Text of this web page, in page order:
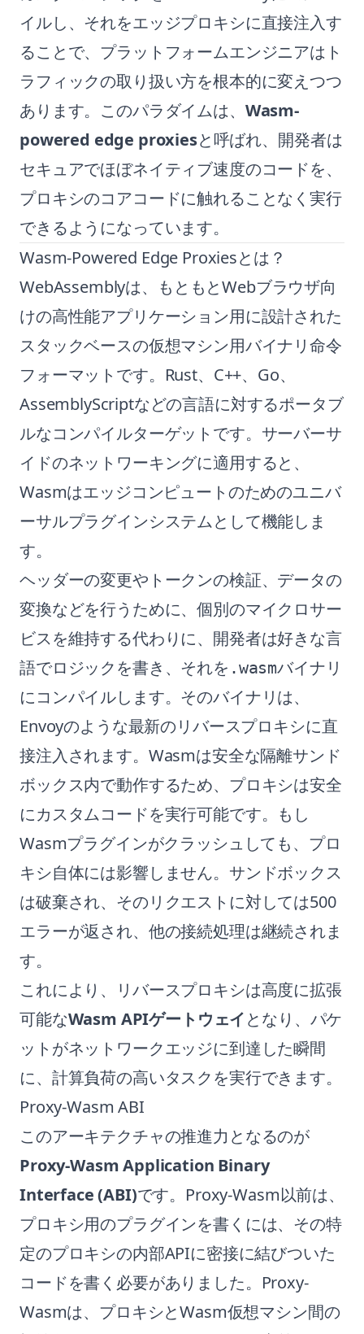
イルし、それをエッジプロキシに直接注入す
ることで、プラットフォームエンジニアはト
ラフィックの取り扱い方を根本的に変えつつ
あります。このパラダイムは、 Wasm-
powered edge proxiesと呼ばれ、開発者は
セキュアでほぼネイティブ速度のコードを、
プロキシのコアコードに触れることなく実行
できるようになっています。
Wasm-Powered Edge Proxiesとは？
WebAssemblyは、もともとWebブラウザ向
けの高性能アプリケーション用に設計された
スタックベースの仮想マシン用バイナリ命令
フォーマットです。Rust、C++、Go、
AssemblyScriptなどの言語に対するポータブ
ルなコンパイルターゲットです。サーバーサ
イドのネットワーキングに適用すると、
Wasmはエッジコンピュートのためのユニバ
ーサルプラグインシステムとして機能しま
す。
ヘッダーの変更やトークンの検証、データの
変換などを行うために、個別のマイクロサー
ビスを維持する代わりに、開発者は好きな言
語でロジックを書き、それを .wasmバイナリ
にコンパイルします。そのバイナリは、
Envoyのような最新のリバースプロキシに直
接注入されます。Wasmは安全な隔離サンド
ボックス内で動作するため、プロキシは安全
にカスタムコードを実行可能です。もし
Wasmプラグインがクラッシュしても、プロ
キシ自体には影響しません。サンドボックス
は破棄され、そのリクエストに対しては500
エラーが返され、他の接続処理は継続されま
す。
これにより、リバースプロキシは高度に拡張
可能なWasm APIゲートウェイとなり、パケ
ットがネットワークエッジに到達した瞬間
に、計算負荷の高いタスクを実行できます。
Proxy-Wasm ABI
このアーキテクチャの推進力となるのが
Proxy-Wasm Application Binary
Interface (ABI)です。Proxy-Wasm以前は、
プロキシ用のプラグインを書くには、その特
定のプロキシの内部APIに密接に結びついた
コードを書く必要がありました。Proxy-
Wasmは、プロキシとWasm仮想マシン間の